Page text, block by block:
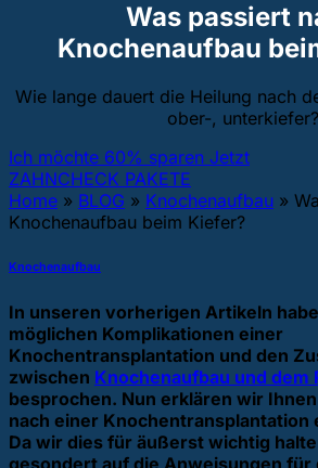
Was passiert
Knochenaufbau
Wie lange dauert die Heilung nach
ober-, unterkiefer?
Ich möchte 60% sparen Jetzt
ZAHNCHECK PAKETE
Home » BLOG » Knochenaufbau »
Knochenaufbau beim Kiefer?
Knochenaufbau
In unseren vorherigen Artikeln
möglichen Komplikationen einer
Knochentransplantation und den
zwischen Knochenaufbau und dem
besprochen. Nun erklären wir
nach einer Knochentransplantation
Da wir dies für äußerst wichtig